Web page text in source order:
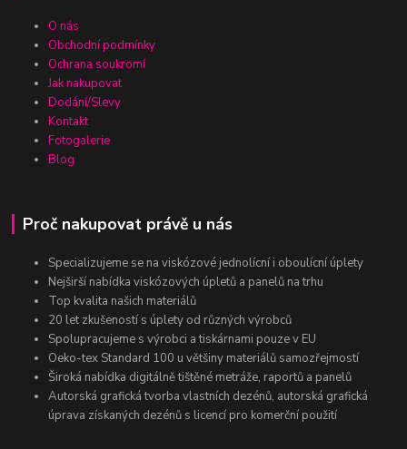
O nás
Obchodní podmínky
Ochrana soukromí
Jak nakupovat
Dodání/Slevy
Kontakt
Fotogalerie
Blog
Proč nakupovat právě u nás
Specializujeme se na viskózové jednolícní i oboulícní úplety
Nejširší nabídka viskózových úpletů a panelů na trhu
Top kvalita našich materiálů
20 let zkušeností s úplety od různých výrobců
Spolupracujeme s výrobci a tiskárnami pouze v EU
Oeko-tex Standard 100 u většiny materiálů samozřejmostí
Široká nabídka digitálně tištěné metráže, raportů a panelů
Autorská grafická tvorba vlastních dezénů, autorská grafická
úprava získaných dezénů s licencí pro komerční použití